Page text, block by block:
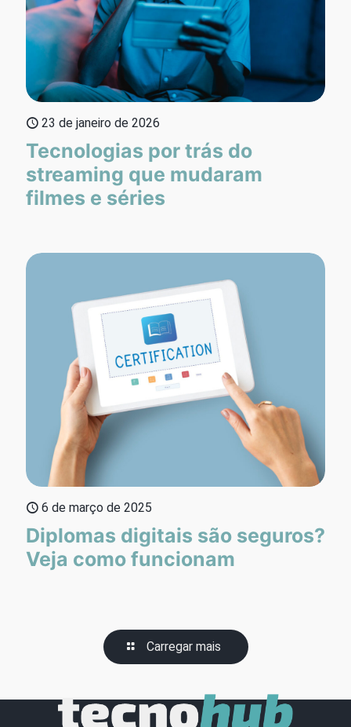
23 de janeiro de 2026
Tecnologias por trás do
streaming que mudaram
filmes e séries
6 de março de 2025
Diplomas digitais são seguros?
Veja como funcionam
Carregar mais